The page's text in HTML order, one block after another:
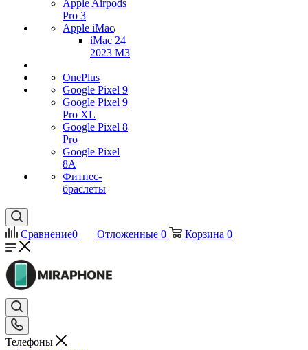
Apple Airpods
Pro 3
Apple iMac
iMac 24
2023 M3
OnePlus
Google Pixel 9
Google Pixel 9
Pro XL
Google Pixel 8
Pro
Google Pixel
8A
Фитнес-
браслеты
Сравнение0 Отложенные 0 Корзина 0
Телефоны